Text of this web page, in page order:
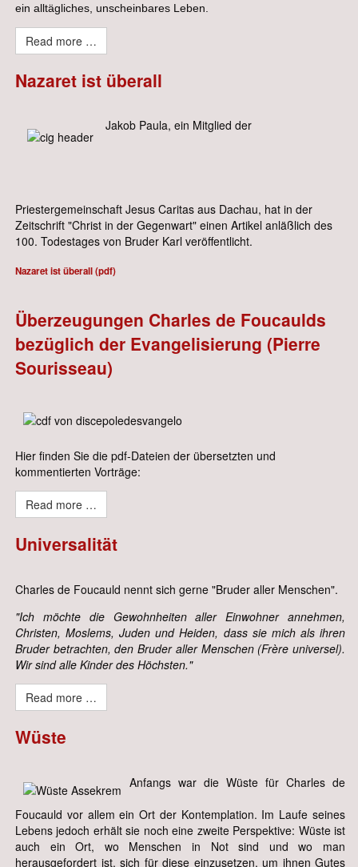
ein alltägliches, unscheinbares Leben.
Read more …
Nazaret ist überall
Jakob Paula, ein Mitglied der
Priestergemeinschaft Jesus Caritas aus Dachau, hat in der
Zeitschrift "Christ in der Gegenwart" einen Artikel anläßlich des
100. Todestages von Bruder Karl veröffentlicht.
Nazaret ist überall (pdf)
Überzeugungen Charles de Foucaulds
bezüglich der Evangelisierung (Pierre
Sourisseau)
Hier finden Sie die pdf-Dateien der übersetzten und
kommentierten Vorträge:
Read more …
Universalität
Charles de Foucauld nennt sich gerne "Bruder aller Menschen".
"Ich möchte die Gewohnheiten aller Einwohner annehmen,
Christen, Moslems, Juden und Heiden, dass sie mich als ihren
Bruder betrachten, den Bruder aller Menschen (Frère universel).
Wir sind alle Kinder des Höchsten."
Read more …
Wüste
Anfangs war die Wüste für Charles de
Foucauld vor allem ein Ort der Kontemplation. Im Laufe seines
Lebens jedoch erhält sie noch eine zweite Perspektive: Wüste ist
auch ein Ort, wo Menschen in Not sind und wo man
herausgefordert ist, sich für diese einzusetzen, um ihnen Gutes